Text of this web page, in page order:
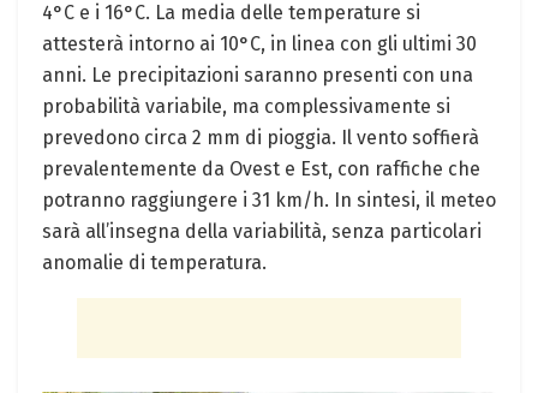
4°C e i 16°C. La media delle temperature si
attesterà intorno ai 10°C, in linea con gli ultimi 30
anni. Le precipitazioni saranno presenti con una
probabilità variabile, ma complessivamente si
prevedono circa 2 mm di pioggia. Il vento soffierà
prevalentemente da Ovest e Est, con raffiche che
potranno raggiungere i 31 km/h. In sintesi, il meteo
sarà all’insegna della variabilità, senza particolari
anomalie di temperatura.